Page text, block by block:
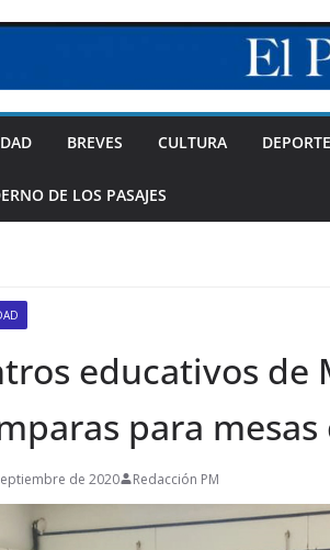
BREVES CULTURA DEPORTE
DE LOS PASAJES
educativos de
para
de 2020 Redacción PM